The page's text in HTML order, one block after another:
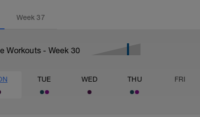
Week37
Workouts - Week 30
TUE WED THU FRI